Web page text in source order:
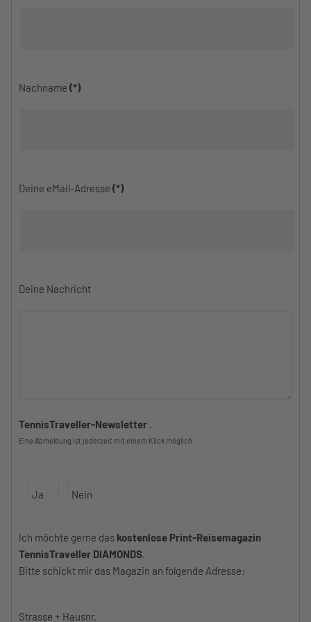
Nachname (*)
Deine eMail-Adresse (*)
Deine Nachricht
TennisTraveller-Newsletter .
Eine Abmeldung ist jederzeit mit einem Klick möglich.
Ja Nein
Ich möchte gerne das kostenlose Print-Reisemagazin
TennisTraveller DIAMONDS
Bitte schickt mir das Magazin an folgende Adresse:
Strasse + Hausnr.